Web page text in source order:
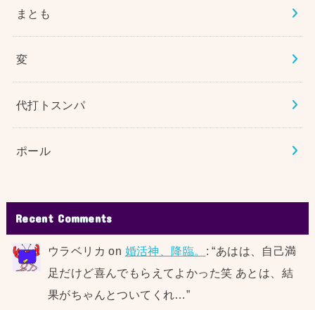
まとも
変
代打トスンパ
ポール
Recent Comments
ウラベリカ on 婚活神、降臨。 : “あはは、自己満
足だけど喜んでもらえてよかった笑 あとは、結
果がちゃんとついてくれ…”